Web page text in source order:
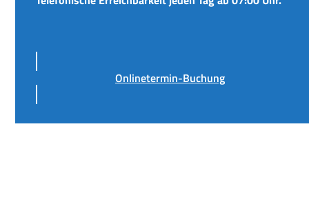
Onlinetermin-Buchung